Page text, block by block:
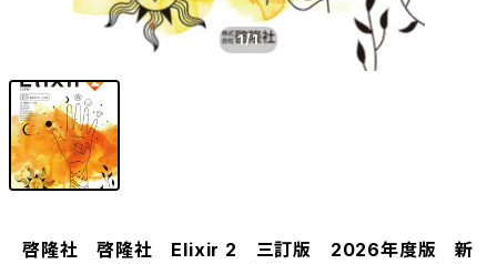
1/1
啓隆社 啓隆社 Elixir 2 三訂版 2026年度版 新